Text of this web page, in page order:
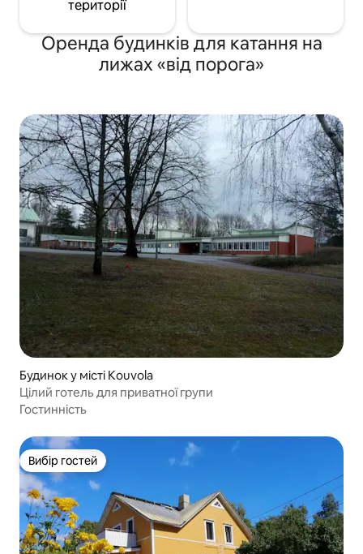
території
Оренда будинків для катання на
лижах «від порога»
Будинок у місті Kouvola
Цілий готель для приватної групи
Гостинність
Вибір гостей
Вибір гостей